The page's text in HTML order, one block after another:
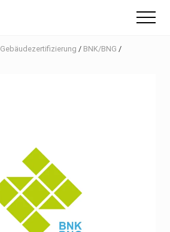
Menu
Gebäudezertifizierung / BNK/BNG /